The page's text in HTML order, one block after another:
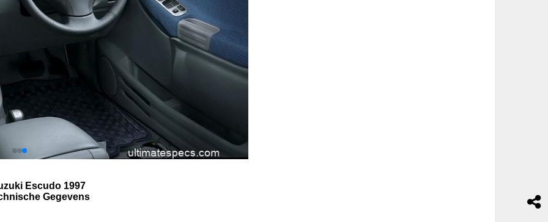
Escudo 1997
Gegevens